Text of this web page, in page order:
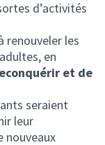
d’activités
renouveler les
en
et de
seraient
leur
nouveaux